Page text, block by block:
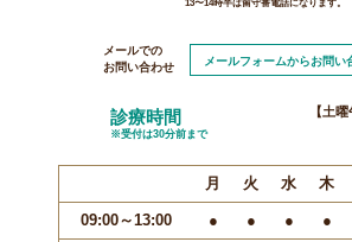
13〜14時半は留守番電話になります。
メールでの
お問い合わせ
メールフォームからお問い
診療時間
※受付は30分前まで
【土
月 火 水 木
09:00～13:00 ● ● ● ●